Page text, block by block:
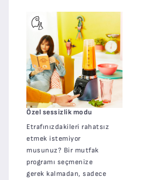
Özel sessizlik modu
Etrafınızdakileri rahatsız
etmek istemiyor
musunuz? Bir mutfak
programı seçmenize
gerek kalmadan, sadece